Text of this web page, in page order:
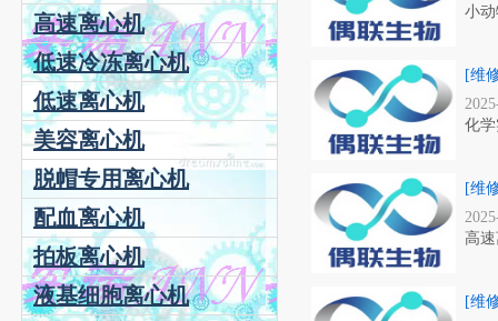
高速离心机
低速冷冻离心机
低速离心机
美容离心机
脱帽专用离心机
配血离心机
拍板离心机
液基细胞离心机
小
[维
化
[维
高
[维